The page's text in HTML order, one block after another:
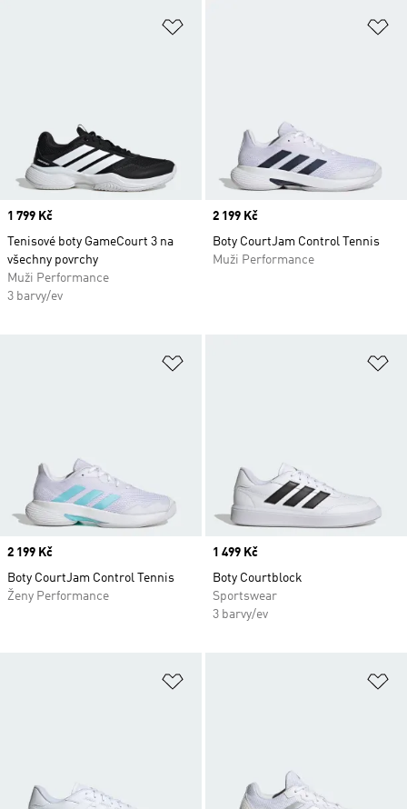
Price
1 799 Kč
Tenisové boty GameCourt 3 na
všechny povrchy
Muži Performance
3 barvy/ev
Price
2 199 Kč
Boty CourtJam Control Tennis
Muži Performance
Price
2 199 Kč
Boty CourtJam Control Tennis
Ženy Performance
Price
1 499 Kč
Boty Courtblock
Sportswear
3 barvy/ev